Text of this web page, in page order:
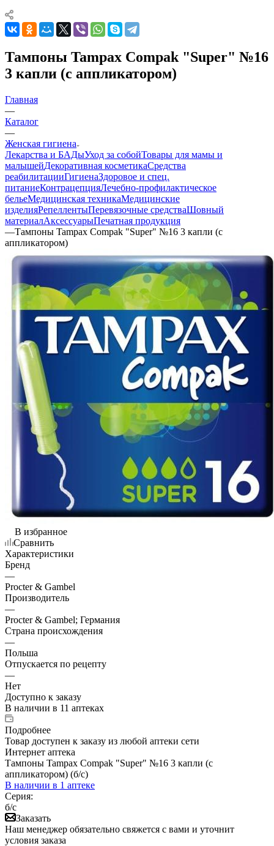
Тампоны Tampax Compak "Super" №16
3 капли (с аппликатором)
Главная
—
Каталог
—
Женская гигиена
Лекарства и БАДыУход за собойТовары для мамы и
малышейДекоративная косметикаСредства
реабилитацииГигиенаЗдоровое и спец.
питаниеКонтрацепцияЛечебно-профилактическое
бельеМедицинская техникаМедицинские
изделияРепеллентыПеревязочные средстваШовный
материалАксессуарыПечатная продукция
—Тампоны Tampax Compak "Super" №16 3 капли (с
аппликатором)
В избранное
Сравнить
Характеристики
Бренд
—
Procter & Gambel
Производитель
—
Procter & Gambel; Германия
Страна происхождения
—
Польша
Отпускается по рецепту
—
Нет
Доступно к заказу
В наличии в 11 аптеках
Подробнее
Товар доступен к заказу из любой аптеки сети
Интернет аптека
Тампоны Tampax Compak "Super" №16 3 капли (с
аппликатором) (б/с)
В наличии в 1 аптеке
Серия:
б/с
Заказать
Наш менеджер обязательно свяжется с вами и уточнит
условия заказа